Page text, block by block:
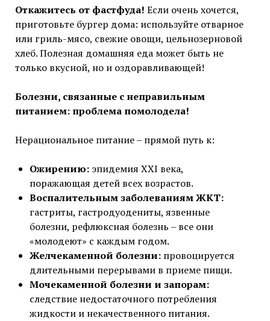
Откажитесь от фастфуда! Если очень хочется,
приготовьте бургер дома: используйте отварное
или гриль-мясо, свежие овощи, цельнозерновой
хлеб. Полезная домашняя еда может быть не
только вкусной, но и оздоравливающей!
Болезни, связанные с неправильным
питанием: проблема помолодела!
Нерациональное питание – прямой путь к:
Ожирению:эпидемия XXI века,
поражающая детей всех возрастов.
Воспалительным заболеваниям ЖКТ:
гастриты, гастродуодениты, язвенные
болезни, рефлюксная болезнь – все они
«молодеют» с каждым годом.
Желчекаменной болезни:провоцируется
длительными перерывами в приеме пищи.
Мочекаменной болезни и запорам:
следствие недостаточного потребления
жидкости и некачественного питания.